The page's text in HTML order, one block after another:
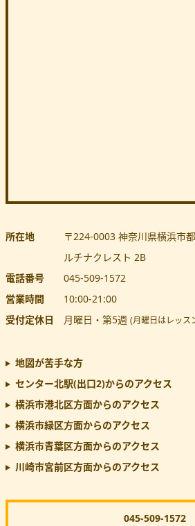
所在地 〒224-0003 神奈川県横浜市
ルチナクレスト 2B
電話番号
045-509-1572
営業時間
10:00-21:00
受付定休日
月曜日・第5週 (月曜日はレッス
地図が苦手な方
センター北駅(出口2)からのアクセス
横浜市港北区方面からのアクセス
横浜市緑区方面からのアクセス
横浜市青葉区方面からのアクセス
川崎市宮前区方面からのアクセス
045-509-1572